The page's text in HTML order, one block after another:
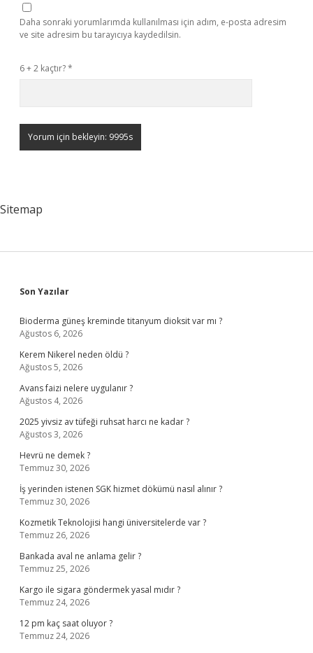
Daha sonraki yorumlarımda kullanılması için adım, e-posta adresim
ve site adresim bu tarayıcıya kaydedilsin.
6 + 2 kaçtır?*
Sitemap
Sidebar
Son Yazılar
Bioderma güneş kreminde titanyum dioksit var mı ?
Ağustos 6, 2026
Kerem Nikerel neden öldü ?
Ağustos 5, 2026
Avans faizi nelere uygulanır ?
Ağustos 4, 2026
2025 yivsiz av tüfeği ruhsat harcı ne kadar ?
Ağustos 3, 2026
Hevrü ne demek ?
Temmuz 30, 2026
İş yerinden istenen SGK hizmet dökümü nasıl alınır ?
Temmuz 30, 2026
Kozmetik Teknolojisi hangi üniversitelerde var ?
Temmuz 26, 2026
Bankada aval ne anlama gelir ?
Temmuz 25, 2026
Kargo ile sigara göndermek yasal mıdır ?
Temmuz 24, 2026
12 pm kaç saat oluyor ?
Temmuz 24, 2026